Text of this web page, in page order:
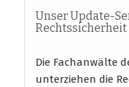
Unser Update-
Rechtssicherheit
Die Fachanwälte
unterziehen die